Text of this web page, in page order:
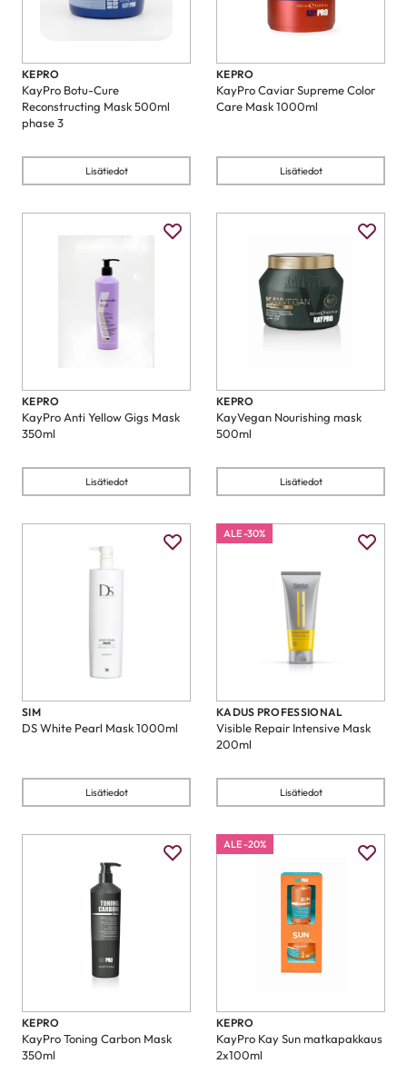
KEPRO
KayPro Botu-Cure
Reconstructing Mask 500ml
phase 3
Lisätiedot
KEPRO
KayPro Caviar Supreme Color
Care Mask 1000ml
Lisätiedot
KEPRO
KayPro Anti Yellow Gigs Mask
350ml
Lisätiedot
KEPRO
KayVegan Nourishing mask
500ml
Lisätiedot
SIM
DS White Pearl Mask 1000ml
Lisätiedot
KADUS PROFESSIONAL
Visible Repair Intensive Mask
200ml
ALE -30%
Lisätiedot
KEPRO
KayPro Toning Carbon Mask
350ml
KEPRO
KayPro Kay Sun matkapakkaus
2x100ml
ALE -20%